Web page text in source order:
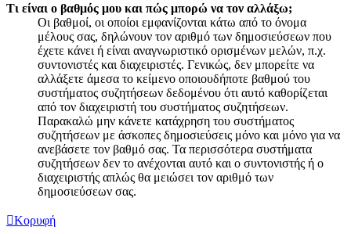
Τι είναι ο βαθμός μου και πώς μπορώ να τον αλλάξω;
Οι βαθμοί, οι οποίοι εμφανίζονται κάτω από το όνομα
μέλους σας, δηλώνουν τον αριθμό των δημοσιεύσεων που
έχετε κάνει ή είναι αναγνωριστικό ορισμένων μελών, π.χ.
συντονιστές και διαχειριστές. Γενικώς, δεν μπορείτε να
αλλάξετε άμεσα το κείμενο οποιουδήποτε βαθμού του
συστήματος συζητήσεων δεδομένου ότι αυτό καθορίζεται
από τον διαχειριστή του συστήματος συζητήσεων.
Παρακαλώ μην κάνετε κατάχρηση του συστήματος
συζητήσεων με άσκοπες δημοσιεύσεις μόνο και μόνο για να
ανεβάσετε τον βαθμό σας. Τα περισσότερα συστήματα
συζητήσεων δεν το ανέχονται αυτό και ο συντονιστής ή ο
διαχειριστής απλώς θα μειώσει τον αριθμό των
δημοσιεύσεων σας.
Κορυφή